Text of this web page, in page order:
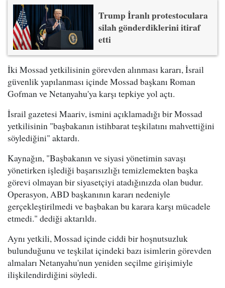
Trump İranlı protestoculara
silah gönderdiklerini itiraf
etti
İki Mossad yetkilisinin görevden alınması kararı, İsrail
güvenlik yapılanması içinde Mossad başkanı Roman
Gofman ve Netanyahu'ya karşı tepkiye yol açtı.
İsrail gazetesi Maariv, ismini açıklamadığı bir Mossad
yetkilisinin "başbakanın istihbarat teşkilatını mahvettiğini
söylediğini" aktardı.
Kaynağın, "Başbakanın ve siyasi yönetimin savaşı
yönetirken işlediği başarısızlığı temizlemekten başka
görevi olmayan bir siyasetçiyi atadığınızda olan budur.
Operasyon, ABD başkanının kararı nedeniyle
gerçekleştirilmedi ve başbakan bu karara karşı mücadele
etmedi." dediği aktarıldı.
Aynı yetkili, Mossad içinde ciddi bir hoşnutsuzluk
bulunduğunu ve teşkilat içindeki bazı isimlerin görevden
almaları Netanyahu'nun yeniden seçilme girişimiyle
ilişkilendirdiğini söyledi.